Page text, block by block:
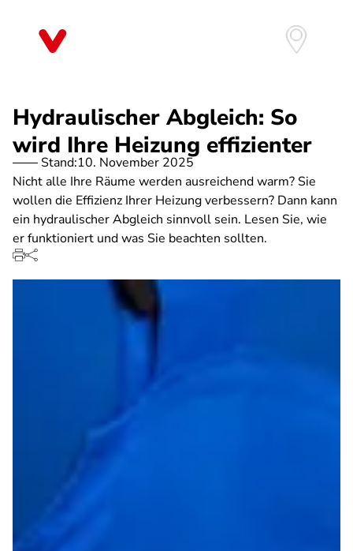
Hydraulischer Abgleich: So
wird Ihre Heizung effizienter
Stand:10. November 2025
Nicht alle Ihre Räume werden ausreichend warm? Sie
wollen die Effizienz Ihrer Heizung verbessern? Dann kann
ein hydraulischer Abgleich sinnvoll sein. Lesen Sie, wie
er funktioniert und was Sie beachten sollten.